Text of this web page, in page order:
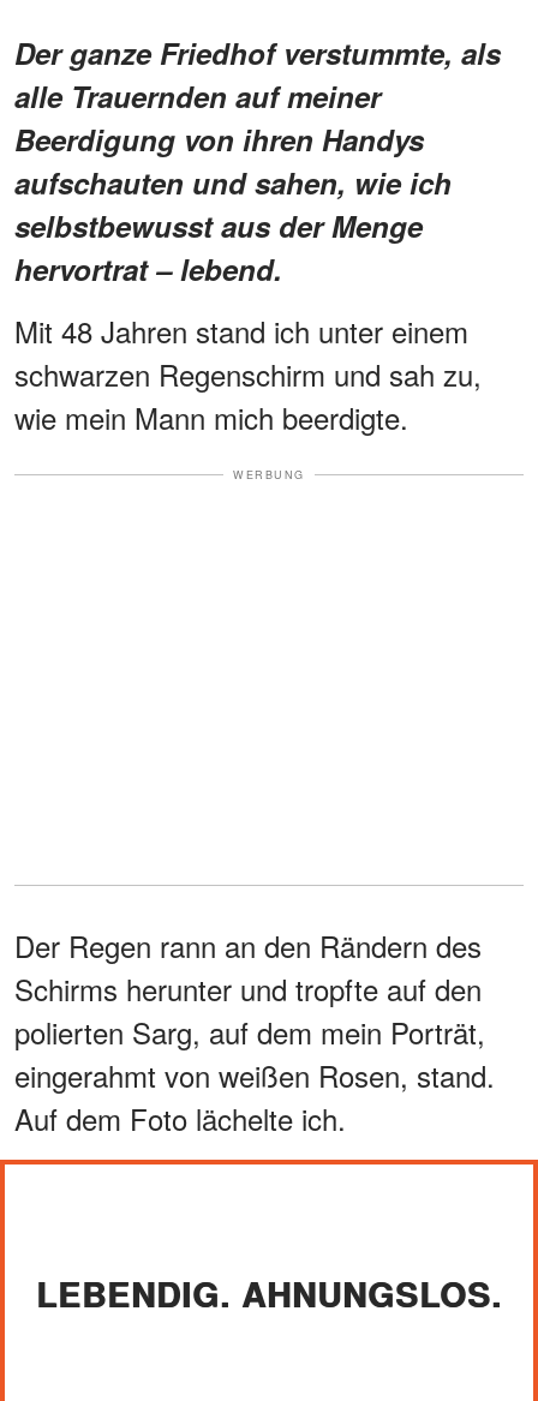
Der ganze Friedhof verstummte, als
alle Trauernden auf meiner
Beerdigung von ihren Handys
aufschauten und sahen, wie ich
selbstbewusst aus der Menge
hervortrat – lebend.
Mit 48 Jahren stand ich unter einem
schwarzen Regenschirm und sah zu,
wie mein Mann mich beerdigte.
WERBUNG
Der Regen rann an den Rändern des
Schirms herunter und tropfte auf den
polierten Sarg, auf dem mein Porträt,
eingerahmt von weißen Rosen, stand.
Auf dem Foto lächelte ich.
LEBENDIG. AHNUNGSLOS.